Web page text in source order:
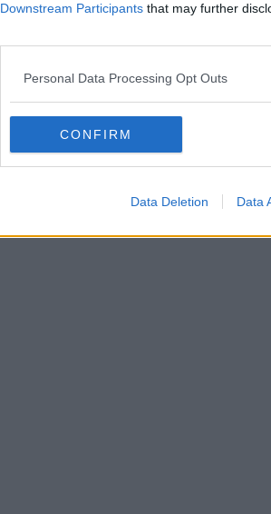
Downstream Participants that may further
Personal Data Processing Opt Outs
CONFIRM
Data Deletion Data
Nyhedsmails - Privatlivspolitik - Kontakt